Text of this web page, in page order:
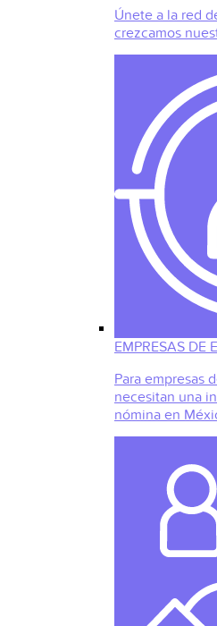
Únete a la red
crezcamos
EMPRESAS DE
Para empresas
necesitan una
nómina en